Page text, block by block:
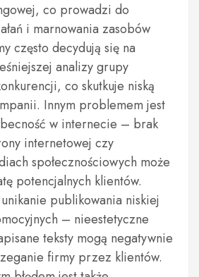
co prowadzi do
i marnowania zasobów
często decydują się na
analizy grupy
co skutkuje niską
Innym problemem jest
w internecie – brak
internetowej czy
społecznościowych może
potencjalnych klientów.
publikowania niskiej
– nieestetyczne
teksty mogą negatywnie
firmy przez klientów.